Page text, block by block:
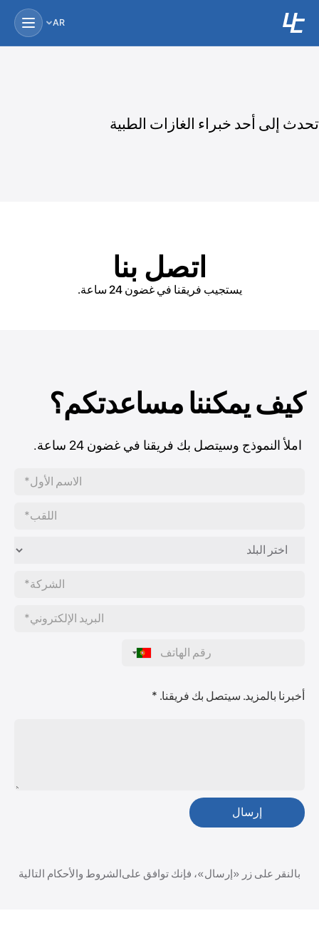
AR
تحدث إلى أحد خبراء الغازات الطبية
اتصل بنا
يستجيب فريقنا في غضون 24 ساعة.
كيف يمكننا مساعدتكم؟
املأ النموذج وسيتصل بك فريقنا في غضون 24 ساعة.
أخبرنا بالمزيد. سيتصل بك فريقنا. *
بالنقر على زر «إرسال»، فإنك توافق علىالشروط والأحكام التالية